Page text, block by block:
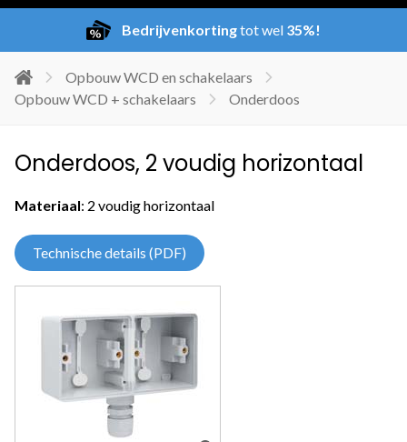
Bedrijvenkortingtot wel 35%!
Opbouw WCD en schakelaars
Opbouw WCD + schakelaars
Onderdoos
Onderdoos, 2 voudig horizontaal
Materiaal: 2 voudig horizontaal
Technische details (PDF)